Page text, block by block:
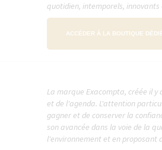
quotidien, intemporels,
ACCÉDER À LA BOUTIQUE
La marque Exacompta, créée il
et de l'agenda. L'attention
gagner et de conserver la
son avancée dans la voie de la
l'environnement et en proposant